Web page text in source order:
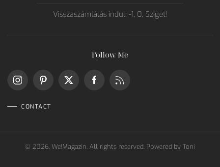
Visszaszámlálás indul: -1, 0, Sziget!
Follow Me
CONTACT
© 2026. We!Magazin. All rights reserved. Powered by Toni